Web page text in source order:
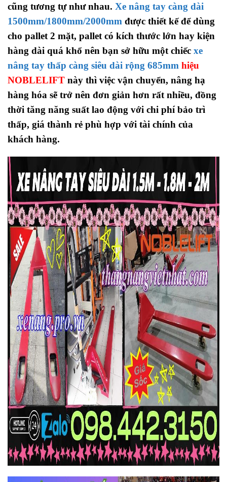
cũng tương tự như nhau. Xe nâng tay càng dài
1500mm/1800mm/2000mm được thiết kế để dùng
cho pallet 2 mặt, pallet có kích thước lớn hay kiện
hàng dài quá khổ nên bạn sở hữu một chiếc xe
nâng tay thấp càng siêu dài rộng 685mm hiệu
NOBLELIFT này thì việc vận chuyển, nâng hạ
hàng hóa sẽ trở nên đơn giản hơn rất nhiều, đồng
thời tăng năng suất lao động với chi phí bảo trì
thấp, giá thành rẻ phù hợp với tài chính của
khách hàng.